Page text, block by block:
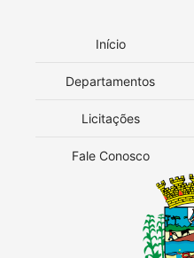
Início
Departamentos
Licitações
Fale Conosco